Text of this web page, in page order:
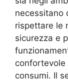
necessitano
rispettare le
sicurezza e
confortevole
consumi. Il